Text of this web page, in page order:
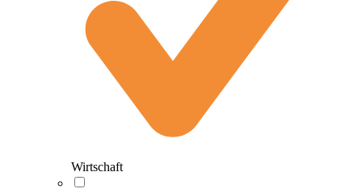
Wirtschaft